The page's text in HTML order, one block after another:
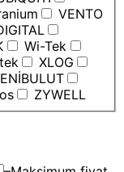
VENTO
Wi-Tek
XLOG
ZYWELL